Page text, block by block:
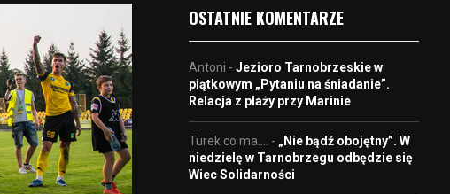
e
o
OSTATNIE KOMENTARZE
Antoni - Jezioro Tarnobrzeskie w
piątkowym „Pytaniu na śniadanie”.
Relacja z plaży przy Marinie
Turek co ma.... - „Nie bądź obojętny”. W
niedzielę w Tarnobrzegu odbędzie się
Wiec Solidarności